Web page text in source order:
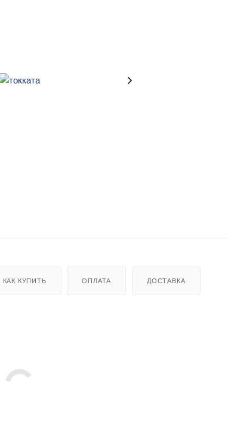
КАК КУПИТЬ ОПЛАТА ДОСТАВКА